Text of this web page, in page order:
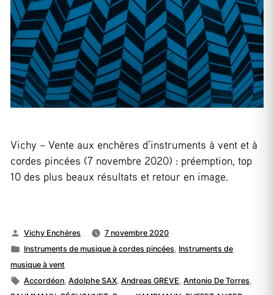
Vichy – Vente aux enchères d’instruments à vent et à
cordes pincées (7 novembre 2020) : préemption, top
10 des plus beaux résultats et retour en image.
Publié
par
Vichy Enchères
7 novembre 2020
Publié
dans
Instruments de musique à cordes pincées Instruments de
musique à vent
Étiquettes :
Accordéon ,Adolphe SAX ,Andreas GREVE ,Antonio De Torres